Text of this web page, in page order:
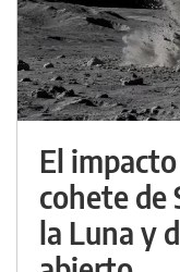
El
cohete de
la Luna y